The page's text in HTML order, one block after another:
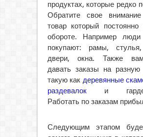
продуктах, которые редко
Обратите свое
товар который
обороте. Например
покупают: рамы,
двери, окна. Также
давать заказы на
такую как деревянные
раздевалоки
Работать по заказам
Следующим этапом